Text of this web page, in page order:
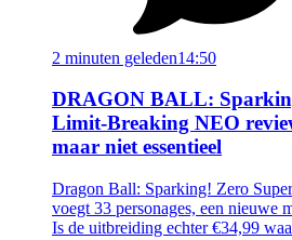
2 minuten geleden14:50
DRAGON BALL:
Limit-Breaking NEO
maar niet essentieel
Dragon Ball: Sparking! Zero
voegt 33 personages, een nieuwe
Is de uitbreiding echter €34,99